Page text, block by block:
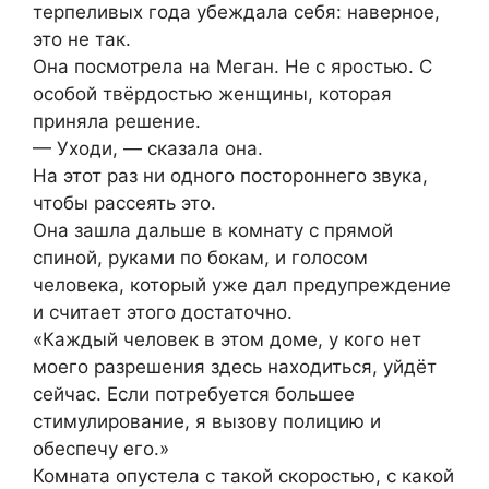
терпеливых года убеждала себя: наверное,
это не так.
Она посмотрела на Меган. Не с яростью. С
особой твёрдостью женщины, которая
приняла решение.
— Уходи, — сказала она.
На этот раз ни одного постороннего звука,
чтобы рассеять это.
Она зашла дальше в комнату с прямой
спиной, руками по бокам, и голосом
человека, который уже дал предупреждение
и считает этого достаточно.
«Каждый человек в этом доме, у кого нет
моего разрешения здесь находиться, уйдёт
сейчас. Если потребуется большее
стимулирование, я вызову полицию и
обеспечу его.»
Комната опустела с такой скоростью, с какой